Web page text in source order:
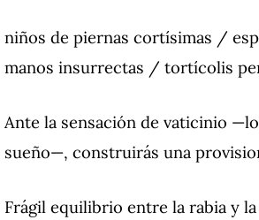
niños de piernas cortísimas /
manos insurrectas / tortícolis
Ante la sensación de vaticinio
sueño—, construirás una
Frágil equilibrio entre la rabia y